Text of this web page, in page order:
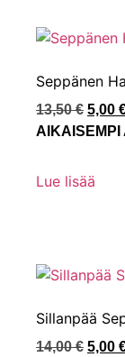
Seppänen
13,50€ 5,00
AIKAISEMPI
Lue lisää
Sillanpää
14,00€ 5,00